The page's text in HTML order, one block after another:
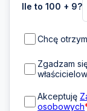
Ile to 100 + 9?
Chcę
Zgadzam
Akceptuję
osobowych